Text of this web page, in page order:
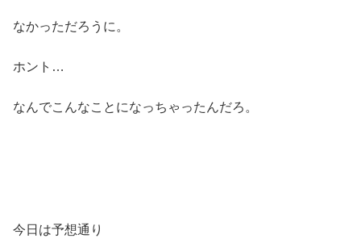
なかっただろうに。
ホント…
なんでこんなことになっちゃったんだろ。
今日は予想通り